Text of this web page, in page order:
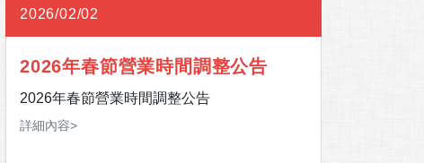
2026/02/02
2026年春節營業時間調整公告
2026年春節營業時間調整公告
詳細內容>